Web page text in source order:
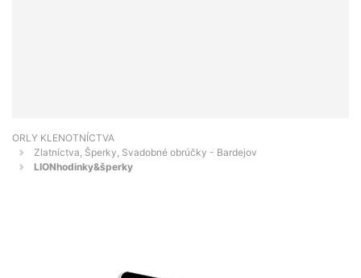
ORLY KLENOTNÍCTVA
Zlatníctva, Šperky, Svadobné obrúčky - Bardejov
LIONhodinky&šperky